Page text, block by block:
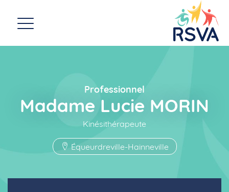
Professionnel
Madame Lucie MORIN
Kinésithérapeute
Équeurdreville-Hainneville